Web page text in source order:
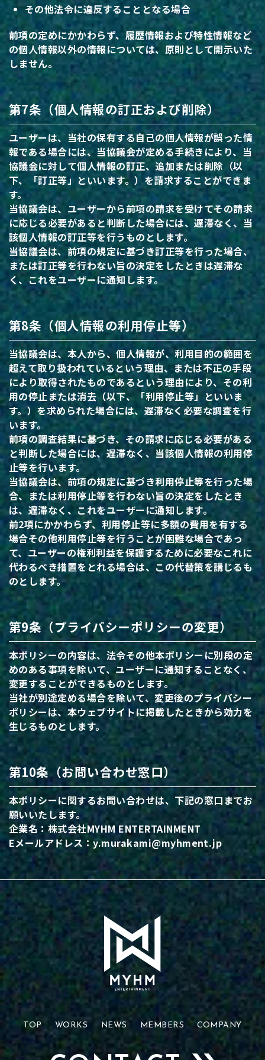
その他法令に違反することとなる場合
前項の定めにかかわらず、履歴情報および特性情報など
の個人情報以外の情報については、原則として開示いた
しません。
第7条（個人情報の訂正および削除）
ユーザーは、当社の保有する自己の個人情報が誤った情
報である場合には、当協議会が定める手続きにより、当
協議会に対して個人情報の訂正、追加または削除（以
下、「訂正等」といいます。）を請求することができま
す。
当協議会は、ユーザーから前項の請求を受けてその請求
に応じる必要があると判断した場合には、遅滞なく、当
該個人情報の訂正等を行うものとします。
当協議会は、前項の規定に基づき訂正等を行った場合、
または訂正等を行わない旨の決定をしたときは遅滞な
く、これをユーザーに通知します。
第8条（個人情報の利用停止等）
当協議会は、本人から、個人情報が、利用目的の範囲を
超えて取り扱われているという理由、または不正の手段
により取得されたものであるという理由により、その利
用の停止または消去（以下、「利用停止等」といいま
す。）を求められた場合には、遅滞なく必要な調査を行
います。
前項の調査結果に基づき、その請求に応じる必要がある
と判断した場合には、遅滞なく、当該個人情報の利用停
止等を行います。
当協議会は、前項の規定に基づき利用停止等を行った場
合、または利用停止等を行わない旨の決定をしたとき
は、遅滞なく、これをユーザーに通知します。
前2項にかかわらず、利用停止等に多額の費用を有する
場合その他利用停止等を行うことが困難な場合であっ
て、ユーザーの権利利益を保護するために必要なこれに
代わるべき措置をとれる場合は、この代替策を講じるも
のとします。
第9条（プライバシーポリシーの変更）
本ポリシーの内容は、法令その他本ポリシーに別段の定
めのある事項を除いて、ユーザーに通知することなく、
変更することができるものとします。
当社が別途定める場合を除いて、変更後のプライバシー
ポリシーは、本ウェブサイトに掲載したときから効力を
生じるものとします。
第10条（お問い合わせ窓口）
本ポリシーに関するお問い合わせは、下記の窓口までお
願いいたします。
企業名：株式会社MYHM ENTERTAINMENT
Eメールアドレス：y.murakami@myhment.jp
TOP WORKS NEWS MEMBERS COMPANY